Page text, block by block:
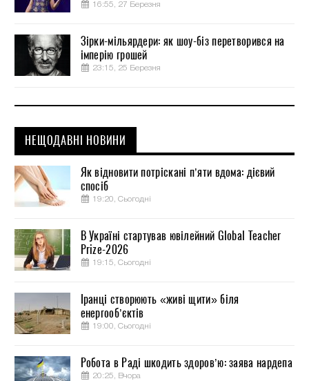
16:55, 27 Березня
Зірки-мільярдери: як шоу-біз перетворився на
імперію грошей
23:15, 25 Березня
НЕЩОДАВНІ НОВИНИ
Як відновити потріскані п’яти вдома: дієвий
спосіб
19:20, Сьогодні
В Україні стартував ювілейний Global Teacher
Prize-2026
19:15, Сьогодні
Іранці створюють «живі щити» біля
енергооб’єктів
19:00, Сьогодні
Робота в Раді шкодить здоров’ю: заява нардепа
20:25, Вчора